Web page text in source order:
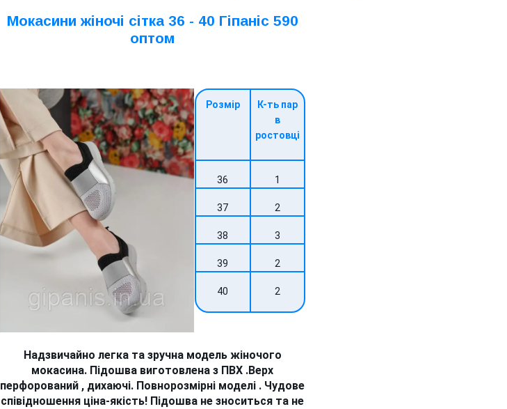
Мокасини жіночі сітка 36 - 40 Гіпаніс 590
оптом
Розмір
36
37
38
39
40
К-ть пар
в
ростовці
1
2
3
2
2
Надзвичайно легка та зручна модель жіночого
мокасина. Підошва виготовлена з ПВХ .Верх
перфорований , дихаючі. Повнорозмірні моделі . Чудове
співідношення ціна-якість! Підошва не зноситься та не